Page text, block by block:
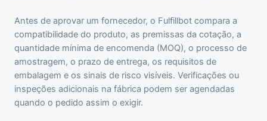
Antes de aprovar um fornecedor, o Fulfillbot compara a
compatibilidade do produto, as premissas da cotação, a
quantidade mínima de encomenda (MOQ), o processo de
amostragem, o prazo de entrega, os requisitos de
embalagem e os sinais de risco visíveis. Verificações ou
inspeções adicionais na fábrica podem ser agendadas
quando o pedido assim o exigir.